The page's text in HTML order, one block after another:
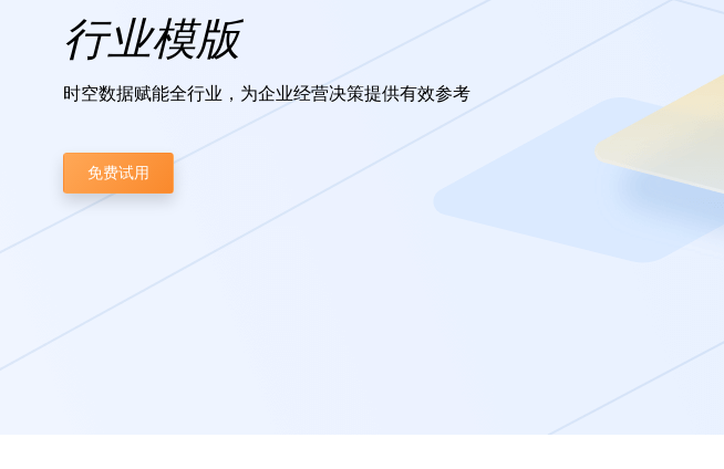
行业模版
时空数据赋能全行业，为企业经营决策提供有效参考
免费试用